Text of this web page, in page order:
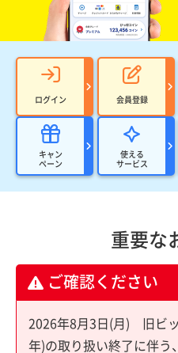
ログイン 会員登録
キャン
ペーン
使える
サービス
重要な
ご確認ください
2026年8月3日(月) 旧ビ
年)の取り扱い終了に伴う